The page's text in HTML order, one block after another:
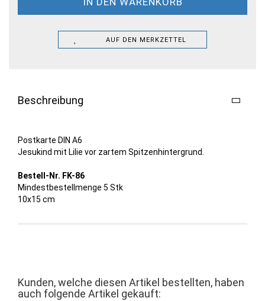
AUF DEN MERKZETTEL
Beschreibung
Postkarte DIN A6
Jesukind mit Lilie vor zartem Spitzenhintergrund.
Bestell-Nr. FK-86
Mindestbestellmenge 5 Stk
10x15 cm
Kunden, welche diesen Artikel bestellten, haben
auch folgende Artikel gekauft: